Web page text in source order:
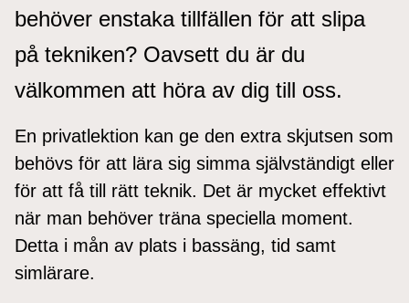
behöver enstaka tillfällen för att slipa
på tekniken? Oavsett du är du
välkommen att höra av dig till oss.
En privatlektion kan ge den extra skjutsen som
behövs för att lära sig simma självständigt eller
för att få till rätt teknik. Det är mycket effektivt
när man behöver träna speciella moment.
Detta i mån av plats i bassäng, tid samt
simlärare.